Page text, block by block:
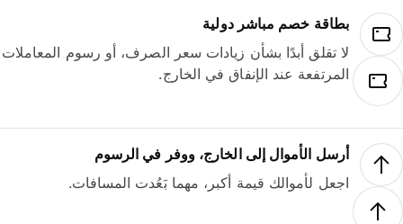
بطاقة خصم مباشر دولية
لا تقلق أبدًا بشأن زيادات سعر الصرف، أو رسوم المعاملات
المرتفعة عند الإنفاق في الخارج.
أرسل الأموال إلى الخارج، ووفر في الرسوم
اجعل لأموالك قيمة أكبر، مهما بَعُدت المسافات.